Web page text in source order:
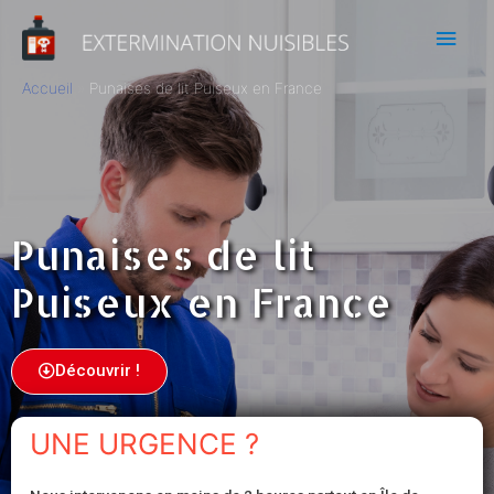
Accueil Punaises de lit Puiseux en France
Punaises de lit
Puiseux en France
Découvrir !
UNE URGENCE ?